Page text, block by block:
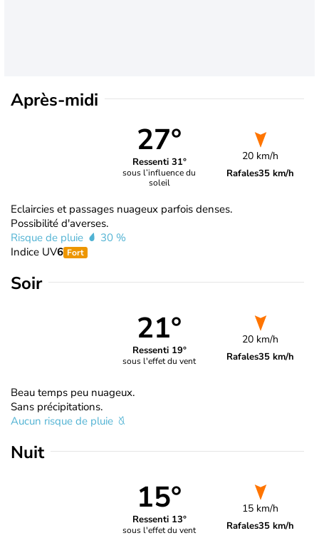
Après-midi
27°
Ressenti 31°
sous l’influence du
soleil
20 km/h
Rafales35 km/h
Eclaircies et passages nuageux parfois denses.
Possibilité d'averses.
Risque de pluie
30 %
Indice UV6 Fort
Soir
21°
Ressenti 19°
sous l'effet du vent
20 km/h
Rafales35 km/h
Beau temps peu nuageux.
Sans précipitations.
Aucun risque de pluie
Nuit
15°
Ressenti 13°
sous l'effet du vent
15 km/h
Rafales35 km/h